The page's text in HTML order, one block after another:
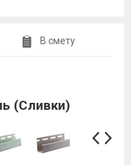
В смету
(Сливки)